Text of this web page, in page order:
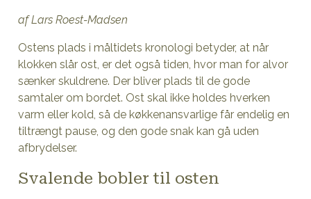
af Lars Roest-Madsen
Ostens plads i måltidets kronologi betyder, at når
klokken slår ost, er det også tiden, hvor man for alvor
sænker skuldrene. Der bliver plads til de gode
samtaler om bordet. Ost skal ikke holdes hverken
varm eller kold, så de køkkenansvarlige får endelig en
tiltrængt pause, og den gode snak kan gå uden
afbrydelser.
Svalende bobler til osten